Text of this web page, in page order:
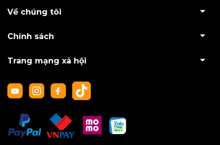
Về chúng tôi
Chính sách
Trang mạng xã hội